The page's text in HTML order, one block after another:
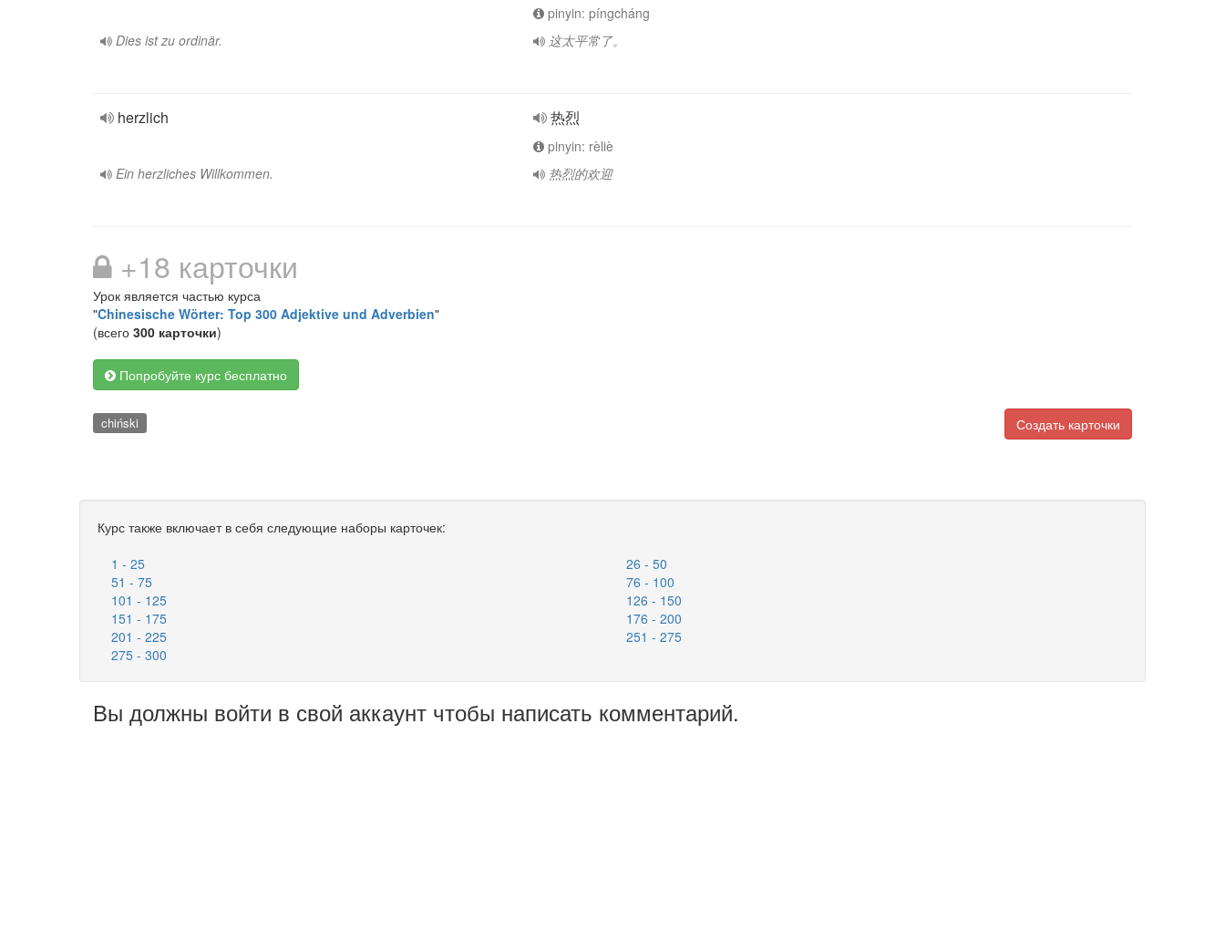
Dies ist zu ordinär.
pinyin: píngcháng
这太平常了。
herzlich
Ein herzliches Willkommen.
热烈
pinyin: rèliè
热烈的欢迎
+18 карточки
Урок является частью курса
"Chinesische Wörter: Top 300 Adjektive und Adverbien"
(всего 300 карточки)
Попробуйте курс бесплатно
Создать карточки
chiński
Курс также включает в себя следующие наборы карточек:
1 - 25
26 - 50
51 - 75
76 - 100
101 - 125
126 - 150
151 - 175
176 - 200
201 - 225
251 - 275
275 - 300
Вы должны войти в свой аккаунт чтобы написать комментарий.